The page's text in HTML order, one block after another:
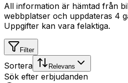
All information är hämtad från
webbplatser och uppdateras 4
Uppgifter kan vara felaktiga.
Filter
Sortera Relevans
Sök efter erbjudanden